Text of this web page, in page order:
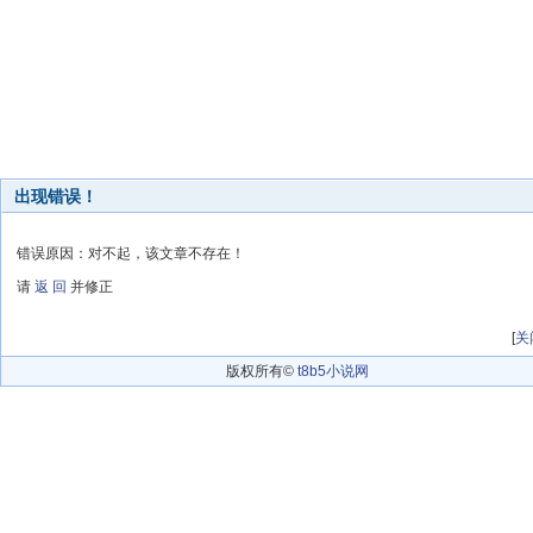
出现错误！
错误原因：对不起，该文章不存在！
请 返 回 并修正
[关
版权所有© t8b5小说网